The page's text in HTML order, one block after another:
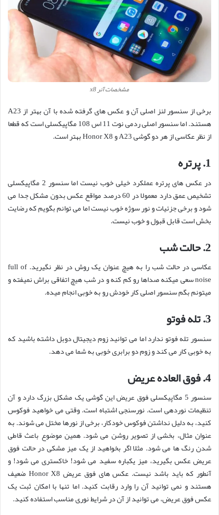
مشخصات آنر x8
برخی از سنسور لنز اصلی آن و عکس های گرفته شده با آن بهتر از A23
هستند. اما سنسور اصلی ردمی نوت 11 اس 108 مگاپیکسلی است که قطعا
از نظر عکاسی از هر دو گوشی A23 و Honor X8 بهتر است.
1. پرتره
در عکس های پرتره عملکرد خیلی خوب نیست اما سنسور 2 مگاپیکسلی
تشخیص عمق دارد معمولا در 60 درصد مواقع عکس بدون مشکل جدا می
شود و برخی جزئیات و نور سوژه خوب نیست اما می توانم بگویم که رضایت
بخش است قابل قبول و خوب نیست.
2. حالت شب
عکاسی در حالت شب را به هیچ عنوان یک روش در نظر نگیرید. full of
noise سعی میکنه صداها رو کم کنه و در شب هیچ اتفاقی براش نمیفته و
میتونم بگم سنسور اصلی کار خودش رو به خوبی انجام میده.
3. تله فوتو
سنسور تله فوتو ندارد اما می توانید زوم دیجیتال دوبل داشته باشید که
به خوبی کار می کند و زوم دو برابری خوبی به شما می دهد.
4. فوق العاده عریض
سنسور 5 مگاپیکسلی فوق عریض این گوشی یک مشکل بزرگ دارد و آن
تنظیمات نوردهی است. نورسنجی اشتباه است. وقتی می خواهید فوکوس
کنید، به دلیل نداشتن فوکوس خودکار، برخی از نورها مختل می شوند. به
عنوان مثال، بخشی از تصویر روشن می شود. همین موضوع باعث قاطی
شدن رنگ ها می شود. مثلا اگر بخواهید از یک میز مشکی در حالت فوق
عریض عکس بگیرید، میز یکباره سفید می شود! خاکستری می شود! و
آنطور که باید باشد نیست. عکس های فوق عریض Honor X8 ضعیف
هستند و نمی توانید آن را وارد رقابت کنید. اما تنها با امکان ثبت یک
عکس فوق عریض، می توانید از آن در شرایط نوری مناسب استفاده کنید.